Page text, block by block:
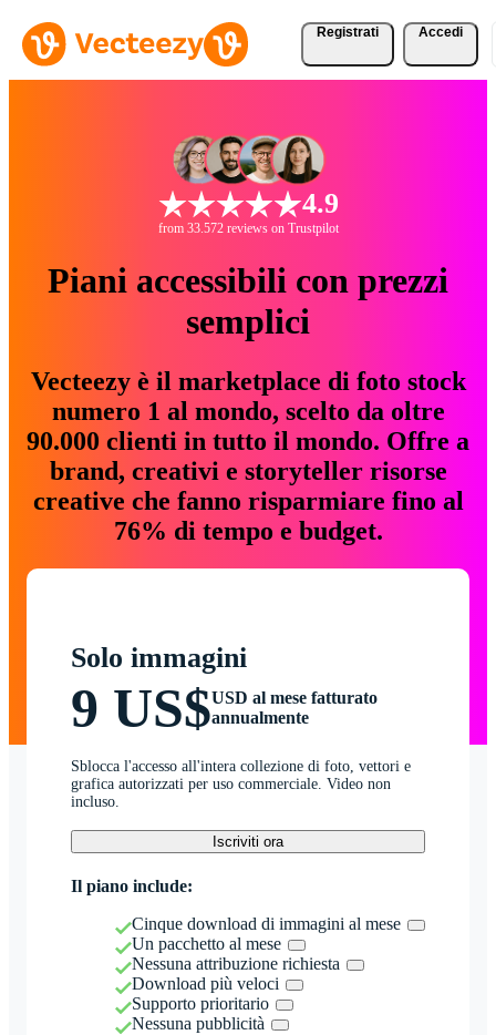
Registrati Accedi
4.9
from 33.572 reviews on Trustpilot
Piani accessibili con prezzi
semplici
Vecteezy è il marketplace di foto stock
numero 1 al mondo, scelto da oltre
90.000 clienti in tutto il mondo. Offre a
brand, creativi e storyteller risorse
creative che fanno risparmiare fino al
76% di tempo e budget.
Solo immagini
9 US$USD al mese fatturato
annualmente
Sblocca l'accesso all'intera collezione di foto, vettori e
grafica autorizzati per uso commerciale. Video non
incluso.
Iscriviti ora
Il piano include:
Cinque download di immagini al mese
Un pacchetto al mese
Nessuna attribuzione richiesta
Download più veloci
Supporto prioritario
Nessuna pubblicità